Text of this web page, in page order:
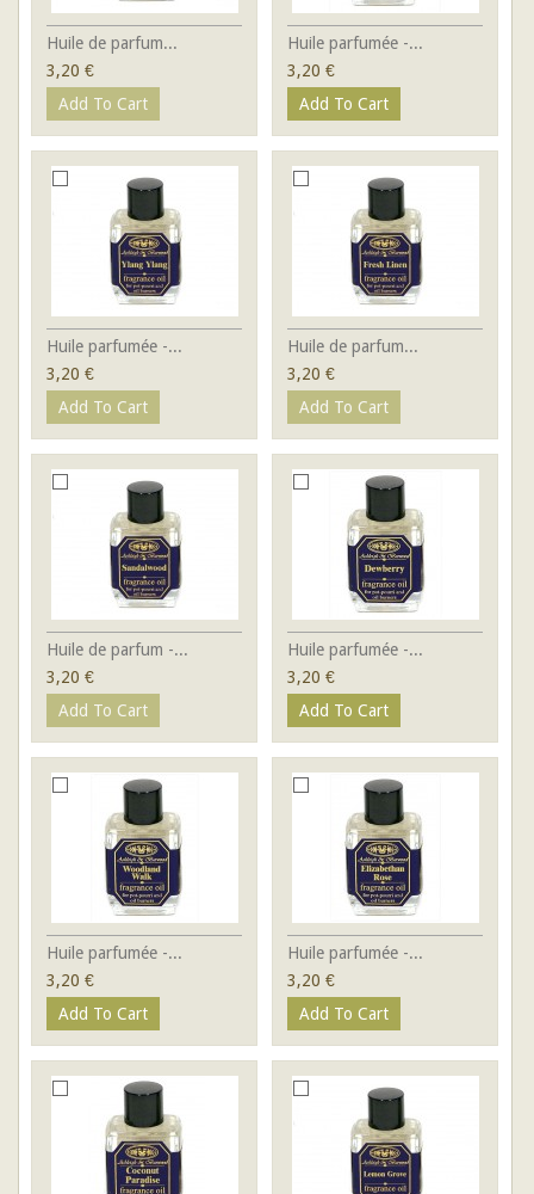
Huile de parfum...
3,20 €
Add To Cart
Huile parfumée -...
3,20 €
Add To Cart
Huile parfumée -...
3,20 €
Add To Cart
Huile de parfum...
3,20 €
Add To Cart
Huile de parfum -...
3,20 €
Add To Cart
Huile parfumée -...
3,20 €
Add To Cart
Huile parfumée -...
3,20 €
Add To Cart
Huile parfumée -...
3,20 €
Add To Cart